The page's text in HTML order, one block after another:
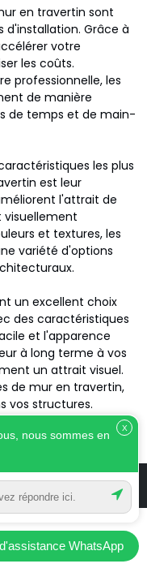
en travertin sont
Grâce à
votre
les coûts.
professionnelle, les
de manière
de temps et de main-
les plus
est leur
l'attrait de
et textures, les
variété d'options
un excellent choix
des caractéristiques
et l'apparence
à long terme à vos
un attrait visuel.
de mur en travertin,
vos structures.
De Travertin De Turquie
X
nous sommes en
WhatsApp